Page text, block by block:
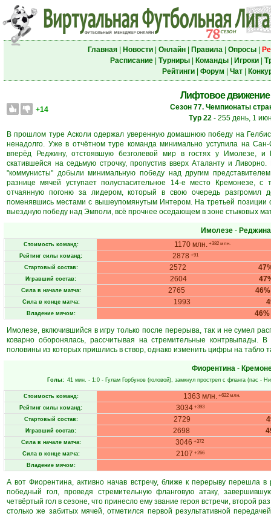
Главная| Новости| Онлайн| Правила| Опросы|
Расписание| Турниры| Команды| Игроки|
Рейтинги| Форум Чат|
Лифтовое
+14
Сезон 77. Чемпионаты
Тур 22 - 255 день, 1
В прошлом туре Асколи одержал уверенную домашнюю победу на
ненадолго. Уже в отчётном туре команда минимально уступила на
вперёд Реджину, отстоявшую безголевой мир в гостях у Имолезе,
скатившейся на седьмую строчку, пропустив вверх Аталанту и
"коммунисты" добыли минимальную победу над другим
разнице мячей уступает полуспасительное 14-е место Кремонезе,
отчаянную погоню за лидером, который в свою очередь
поменявшись местами с вышеупомянутым Интером. На третьей позиции
выездную победу над Эмполи, всё прочнее оседающем в зоне стыковых
Имолезе- Реджина
Стоимость команд: 1170 млн. +382 млн.
Рейтинг силы команд: 2878 +91
Стартовый состав: 2572
Игравший состав: 2604
Сила в начале матча: 46%
2765
Сила в конце матча: 1993
Владение мячом:
46%
Имолезе, включившийся в игру только после перерыва, так и не сумел
коварно оборонялась, рассчитывая на стремительные
половины из которых пришлись в створ, однако изменить цифры на табло
Фиорентина-
Голы: 41 мин. - 1:0 - Гулам Горбунов (головой), замкнул прострел с фланга (пас -
Стоимость команд: 1363 млн. +622 млн.
Рейтинг силы команд: 3034 +393
Стартовый состав: 2729
Игравший состав: 2698
Сила в начале матча: 3046 +372
Сила в конце матча: 2107 +266
Владение мячом:
А вот Фиорентина, активно начав встречу, ближе к перерыву перешла
победный гол, проведя стремительную фланговую атаку,
четвёртый гол в сезоне, что принесло ему звание героя встречи, второй
столько же забитых мячей, отметился первой результативной